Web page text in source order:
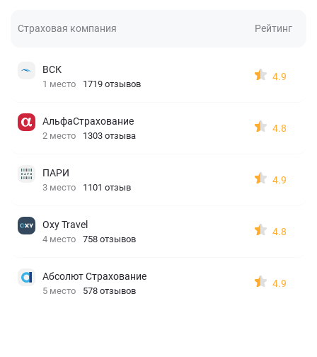
Страховая компания Рейтинг
ВСК
1 место 1719 отзывов
4.9
АльфаСтрахование
2 место 1303 отзыва
4.8
ПАРИ
3 место 1101 отзыв
4.9
Oxy Travel
4 место 758 отзывов
4.8
Абсолют Страхование
5 место 578 отзывов
4.9